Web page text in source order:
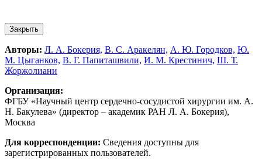
Закрыть
Авторы: Л. А. Бокерия, В. С. Аракелян, А. Ю. Городков, Ю.
М. Цыганков, В. Г. Папиташвили, И. М. Крестинич, Ш. Т.
Жоржолиани
Организация:
ФГБУ «Научный центр сердечно-сосудистой хирургии им. А.
Н. Бакулева» (директор – академик РАН Л. А. Бокерия),
Москва
Для корреспонденции: Сведения доступны для
зарегистрированных пользователей.